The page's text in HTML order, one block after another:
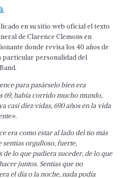
en su sitio web oficial el texto
de Clarence Clemons en
donde revisa los 40 años de
particular personalidad del
para pasárselo bien era
69, había corrido mucho mundo,
casi diez vidas, 690 años en la vida
era como estar al lado del tío más
sentías orgulloso, fuerte,
de lo que pudiera suceder, de lo que
juntos. Sentías que no
el día o la noche, nada podía